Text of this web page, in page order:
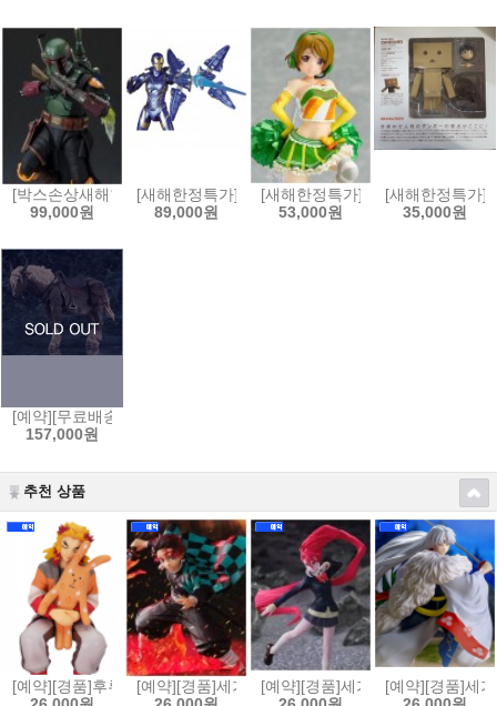
[박스손상새해한정특가]S.H.Figuarts 스타워즈:북 오브 보바펫 - 보바
99,000원
[새해한정특가]MAFEX 마펙스 No.184 어벤져스:
89,000원
[새해한정특가]figFIX 피그픽스
53,000원
[새해한정특가]
35,000원
[예약][무료배송]figma 피그마 엘든링 - 영마 토렌트[4545784069653]
157,000원
추천 상품
[예약][경품]후류 누들스토퍼 귀멸의칼날 렌고쿠 쿄쥬로 크래프트홀릭
[예약][경품]세가 FIGURIZMα 귀멸의칼날 카마도 탄
[예약][경품]세가 Luminasta 단다
[예약][경품]세